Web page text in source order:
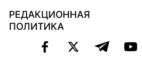
РЕДАКЦИОННАЯ
ПОЛИТИКА